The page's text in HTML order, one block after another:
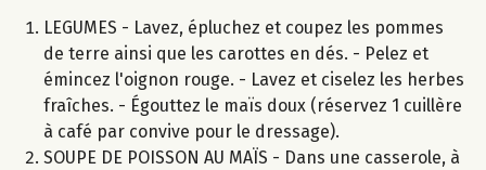
LEGUMES - Lavez, épluchez et coupez les pommes
de terre ainsi que les carottes en dés. - Pelez et
émincez l'oignon rouge. - Lavez et ciselez les herbes
fraîches. - Égouttez le maïs doux (réservez 1 cuillère
à café par convive pour le dressage).
SOUPE DE POISSON AU MAÏS - Dans une casserole, à